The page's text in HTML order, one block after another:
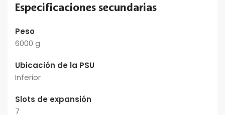
Especificaciones secundarias
Peso
6000 g
Ubicación de la PSU
Inferior
Slots de expansión
7